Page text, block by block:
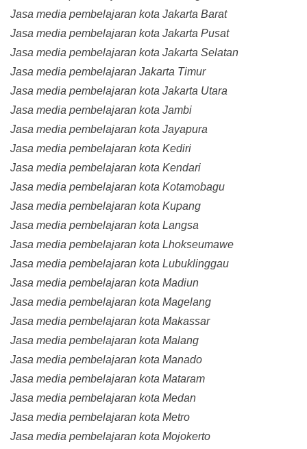
Jasa media pembelajaran kota Jakarta Barat
Jasa media pembelajaran kota Jakarta Pusat
Jasa media pembelajaran kota Jakarta Selatan
Jasa media pembelajaran Jakarta Timur
Jasa media pembelajaran kota Jakarta Utara
Jasa media pembelajaran kota Jambi
Jasa media pembelajaran kota Jayapura
Jasa media pembelajaran kota Kediri
Jasa media pembelajaran kota Kendari
Jasa media pembelajaran kota Kotamobagu
Jasa media pembelajaran kota Kupang
Jasa media pembelajaran kota Langsa
Jasa media pembelajaran kota Lhokseumawe
Jasa media pembelajaran kota Lubuklinggau
Jasa media pembelajaran kota Madiun
Jasa media pembelajaran kota Magelang
Jasa media pembelajaran kota Makassar
Jasa media pembelajaran kota Malang
Jasa media pembelajaran kota Manado
Jasa media pembelajaran kota Mataram
Jasa media pembelajaran kota Medan
Jasa media pembelajaran kota Metro
Jasa media pembelajaran kota Mojokerto